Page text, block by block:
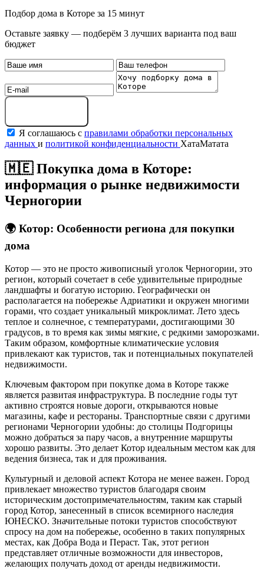
Подбор дома в Которе за 15 минут
Оставьте заявку — подберём 3 лучших варианта под ваш
бюджет
Я соглашаюсь с правилами обработки персональных
данных и политикой конфиденциальности ХатаМатата
🇲🇪 Покупка дома в Которе:
информация о рынке недвижимости
Черногории
🌍 Котор: Особенности региона для покупки
дома
Котор — это не просто живописный уголок Черногории, это
регион, который сочетает в себе удивительные природные
ландшафты и богатую историю. Географически он
располагается на побережье Адриатики и окружен многими
горами, что создает уникальный микроклимат. Лето здесь
теплое и солнечное, с температурами, достигающими 30
градусов, в то время как зимы мягкие, с редкими заморозками.
Таким образом, комфортные климатические условия
привлекают как туристов, так и потенциальных покупателей
недвижимости.
Ключевым фактором при покупке дома в Которе также
является развитая инфраструктура. В последние годы тут
активно строятся новые дороги, открываются новые
магазины, кафе и рестораны. Транспортные связи с другими
регионами Черногории удобны: до столицы Подгорицы
можно добраться за пару часов, а внутренние маршруты
хорошо развиты. Это делает Котор идеальным местом как для
ведения бизнеса, так и для проживания.
Культурный и деловой аспект Котора не менее важен. Город
привлекает множество туристов благодаря своим
историческим достопримечательностям, таким как старый
город Котор, занесенный в список всемирного наследия
ЮНЕСКО. Значительные потоки туристов способствуют
спросу на дом на побережье, особенно в таких популярных
местах, как Добра Вода и Пераст. Так, этот регион
представляет отличные возможности для инвесторов,
желающих получать доход от аренды недвижимости.